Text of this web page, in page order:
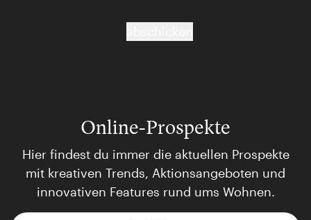
Online-Prospekte
Hier findest du immer die aktuellen Prospekte
mit kreativen Trends, Aktionsangeboten und
innovativen Features rund ums Wohnen.